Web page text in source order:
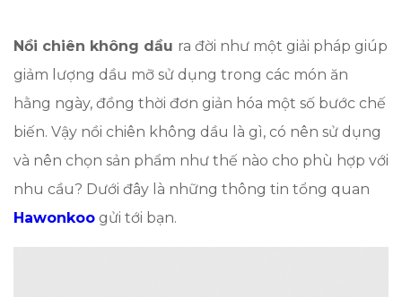
Nồi chiên không dầu ra đời như một giải pháp giúp
giảm lượng dầu mỡ sử dụng trong các món ăn
hằng ngày, đồng thời đơn giản hóa một số bước chế
biến. Vậy nồi chiên không dầu là gì, có nên sử dụng
và nên chọn sản phẩm như thế nào cho phù hợp với
nhu cầu? Dưới đây là những thông tin tổng quan
Hawonkoo gửi tới bạn.